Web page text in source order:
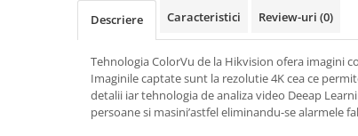
Descriere Caracteristici Review-uri (0)
Tehnologia ColorVu de la Hikvision ofera imagini
Imaginile captate sunt la rezolutie 4K cea ce
detalii iar tehnologia de analiza video Deeap
persoane si masini’astfel eliminandu-se alarmele